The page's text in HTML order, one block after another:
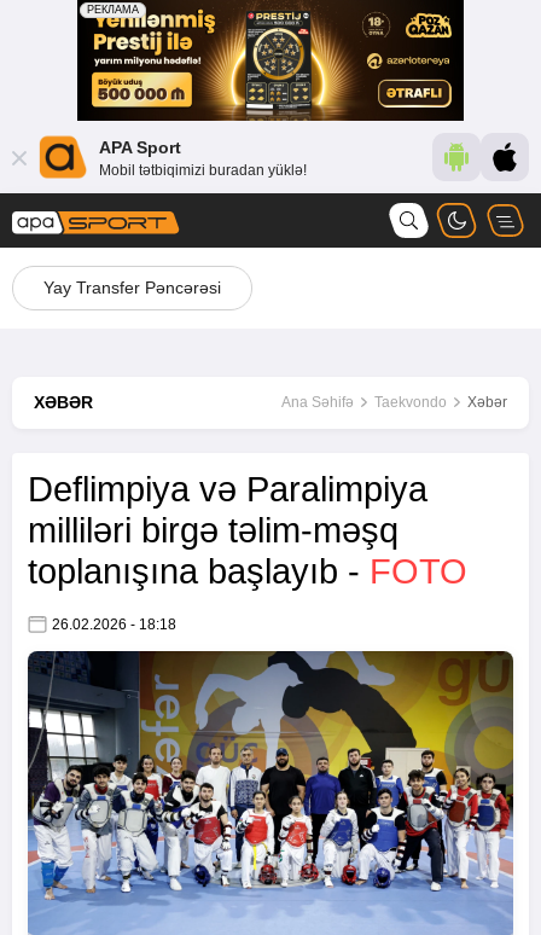
APA Sport
Mobil tətbiqimizi buradan yüklə!
Yay Transfer Pəncərəsi
XƏBƏR Ana Səhifə Taekvondo Xəbər
Deflimpiya və Paralimpiya
milliləri birgə təlim-məşq
toplanışına başlayıb - FOTO
26.02.2026 - 18:18